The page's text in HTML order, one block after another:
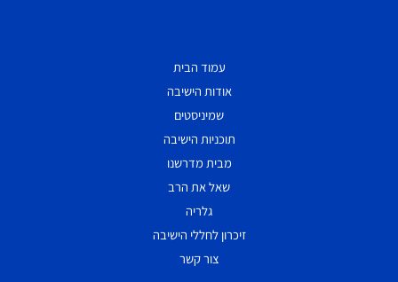
עמוד הבית
אודות הישיבה
שמיניסטים
תוכניות הישיבה
מבית מדרשנו
שאל את הרב
גלריה
זיכרון לחללי הישיבה
צור קשר